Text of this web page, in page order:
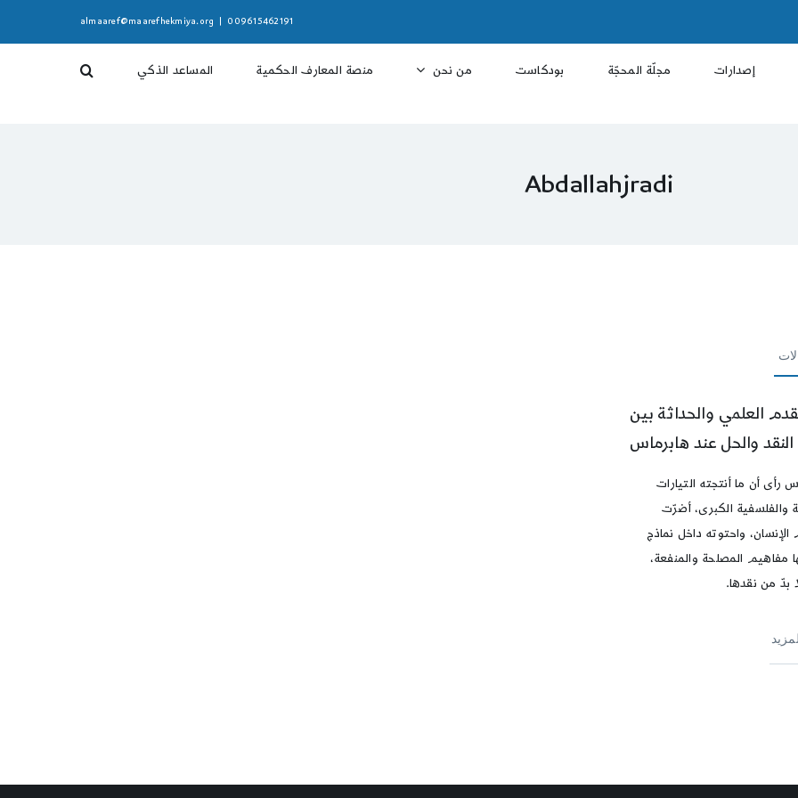
009615462191
almaaref@maarefhekmiya.org
إصدارات مجلّة المحجّة بودكاست من نحن منصة المعارف الحكمية المساعد الذكي
Abdallahjradi
العلمي والحداثة بين
النقد والحل عند هابرماس
رأى أن ما أنتجته التيارات
والفلسفية الكبرى، أضرّت
واحتوته داخل نماذج
مفاهيم المصلحة والمنفعة،
بدّ من نقدها.